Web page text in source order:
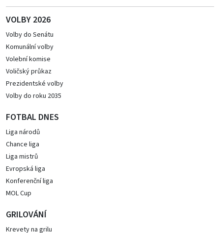
VOLBY 2026
Volby do Senátu
Komunální volby
Volební komise
Voličský průkaz
Prezidentské volby
Volby do roku 2035
FOTBAL DNES
Liga národů
Chance liga
Liga mistrů
Evropská liga
Konferenční liga
MOL Cup
GRILOVÁNÍ
Krevety na grilu